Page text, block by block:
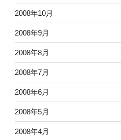
2008年10月
2008年9月
2008年8月
2008年7月
2008年6月
2008年5月
2008年4月